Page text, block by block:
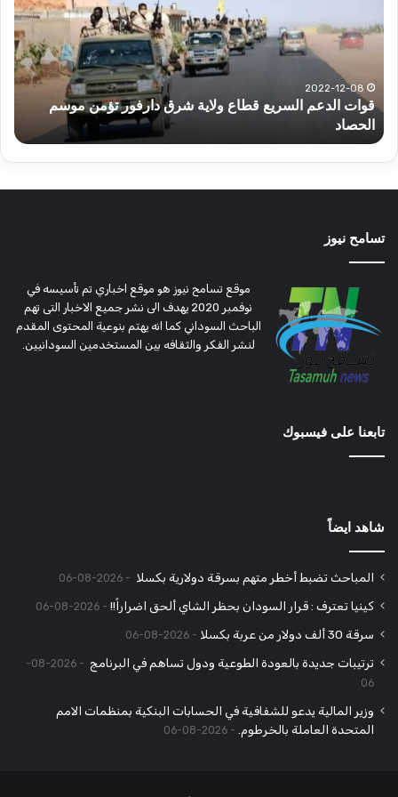
ولاية
شرق
تؤمن
موسم
الحصاد
2022-12-08
قوات الدعم السريع قطاع ولاية شرق دارفور تؤمن موسم
الحصاد
تسامح نيوز
موقع تسامح نيوز هو موقع اخباري تم تأسيسه في
نوفمبر 2020 يهدف الى نشر جميع الاخبار التى تهم
الباحث السوداني كما انه يهتم بنوعية المحتوى المقدم
لنشر الفكر والثقافه بين المستخدمين السودانيين.
تابعنا على فيسبوك
شاهد ايضاً
المباحث تضبط أخطر متهم بسرقة دولارية بكسلا 2026-08-06
كينيا تعترف : قرار السودان بحظر الشاي ألحق اضراراً!! 2026-08-06
سرقة 30 ألف دولار من عربة بكسلا 2026-08-06
ترتيبات جديدة بالعودة الطوعية ودول تساهم في البرنامج
2026-08-
06
وزير المالية يدعو للشفافية في الحسابات البنكية بمنظمات الامم
المتحدة العاملة بالخرطوم.
2026-08-06